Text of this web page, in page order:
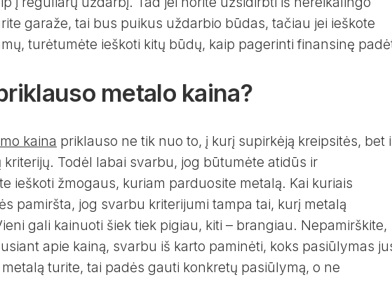
garaže, tai bus puikus uždarbio būdas, tačiau jei ieškote
turėtumėte ieškoti kitų būdų, kaip pagerinti finansinę
metalo kaina?
kaina priklauso ne tik nuo to, į kurį supirkėją kreipsitės, bet
Todėl labai svarbu, jog būtumėte atidūs ir
ieškoti žmogaus, kuriam parduosite metalą. Kai kuriais
pamiršta, jog svarbu kriterijumi tampa tai, kurį metalą
gali kainuoti šiek tiek pigiau, kiti – brangiau. Nepamirškite,
apie kainą, svarbu iš karto paminėti, koks pasiūlymas
turite, tai padės gauti konkretų pasiūlymą, o ne